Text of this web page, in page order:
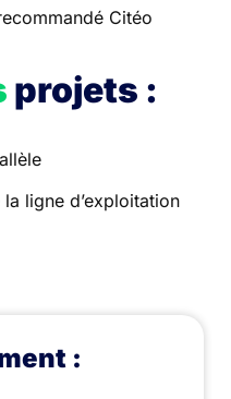
Citéo
projets :
ligne d’exploitation
: